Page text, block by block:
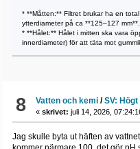
* **Måtten:** Filtret brukar ha en
ytterdiameter på ca **125–127 mm**.
* **Hålet:** Hålet i mitten ska vara
innerdiameter) för att täta mot
8 Vatten och kemi /SV:
«skrivet: juli 14, 2026,
Jag skulle byta ut häften av